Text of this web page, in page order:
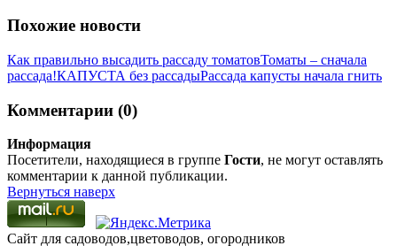
Похожие новости
Как правильно высадить рассаду томатовТоматы – сначала
рассада!КАПУСТА без рассадыРассада капусты начала гнить
Комментарии (0)
Информация
Посетители, находящиеся в группе Гости, не могут оставлять
комментарии к данной публикации.
Вернуться наверх
Сайт для садоводов,цветоводов, огородников